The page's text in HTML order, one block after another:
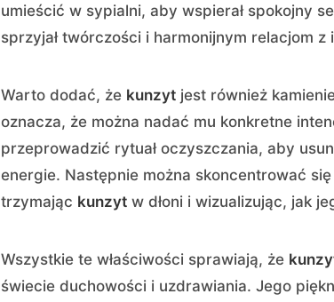
umieścić w sypialni, aby wspierał spokojny
sprzyjał twórczości i harmonijnym relacjom z
Warto dodać, że kunzyt jest również
oznacza, że można nadać mu konkretne
przeprowadzić rytuał oczyszczania, aby
energie. Następnie można skoncentrować
trzymając kunzyt w dłoni i wizualizując, jak
Wszystkie te właściwości sprawiają, że
świecie duchowości i uzdrawiania. Jego